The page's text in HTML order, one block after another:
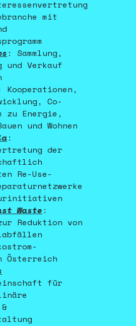
mit
: Sammlung,
und Verkauf
Kooperationen,
Co-
zu Energie,
und Wohnen
:
der
Re-Use-
Waste :
Reduktion von
Österreich
für